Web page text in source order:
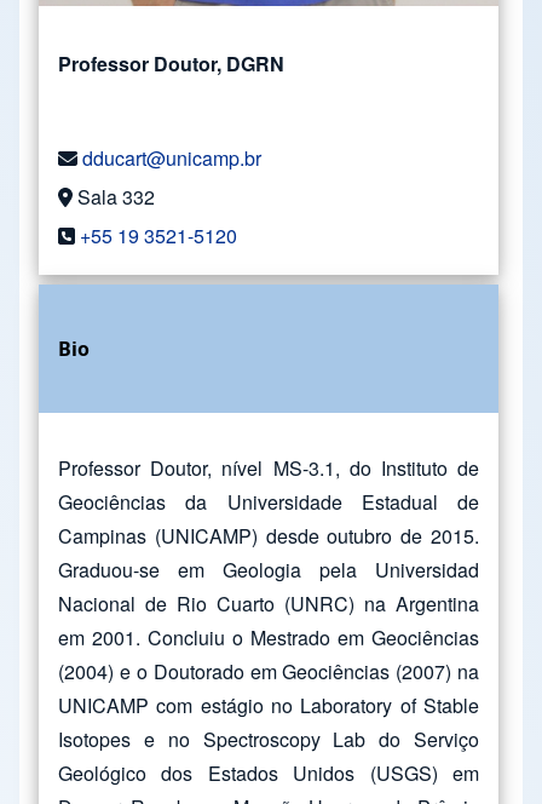
Professor Doutor, DGRN
dducart@unicamp.br
Sala 332
+55 19 3521-5120
Bio
Professor Doutor, nível MS-3.1, do Instituto de
Geociências da Universidade Estadual de
Campinas (UNICAMP) desde outubro de 2015.
Graduou-se em Geologia pela Universidad
Nacional de Rio Cuarto (UNRC) na Argentina
em 2001. Concluiu o Mestrado em Geociências
(2004) e o Doutorado em Geociências (2007) na
UNICAMP com estágio no Laboratory of Stable
Isotopes e no Spectroscopy Lab do Serviço
Geológico dos Estados Unidos (USGS) em